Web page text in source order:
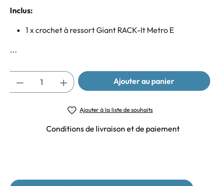
Inclus:
1 x crochet à ressort Giant RACK-It Metro E
...
Ajouter au panier
Ajouter à la liste de souhaits
Conditions de livraison et de paiement